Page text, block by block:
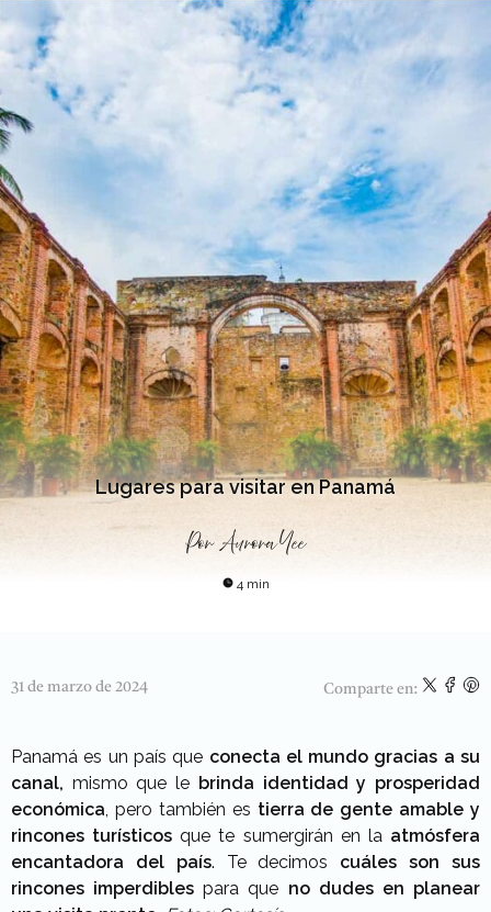
Lugares para visitar en Panamá
Por Aurora Yee
4 min
31 de marzo de 2024 Comparte en:
Panamá es un país que conecta el mundo gracias a su
canal, mismo que le brinda identidad y prosperidad
económica, pero también es tierra de gente amable y
rincones turísticos que te sumergirán en la atmósfera
encantadora del país. Te decimos cuáles son sus
rincones imperdibles para que no dudes en planear